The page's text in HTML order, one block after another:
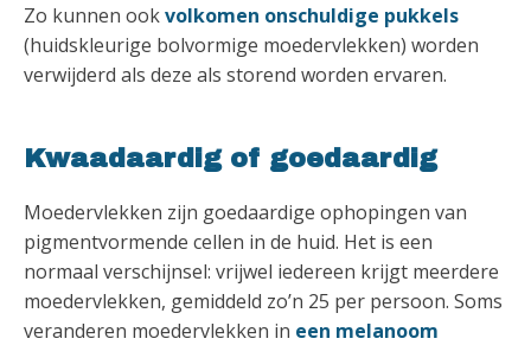
Zo kunnen ookvolkomen onschuldige pukkels
(huidskleurige bolvormige moedervlekken) worden
verwijderd als deze als storend worden ervaren.
Kwaadaardig of goedaardig
Moedervlekken zijn goedaardige ophopingen van
pigmentvormende cellen in de huid. Het is een
normaal verschijnsel: vrijwel iedereen krijgt meerdere
moedervlekken, gemiddeld zo’n 25 per persoon. Soms
veranderen moedervlekken in een melanoom